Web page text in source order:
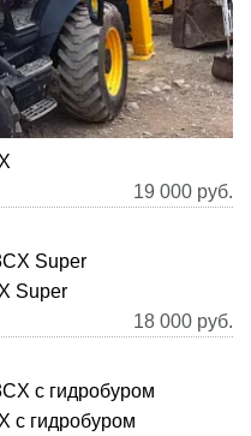
19 000 руб.
Super
18 000 руб.
с гидробуром